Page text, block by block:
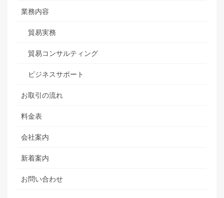
業務内容
貿易実務
貿易コンサルティング
ビジネスサポート
お取引の流れ
料金表
会社案内
新着案内
お問い合わせ